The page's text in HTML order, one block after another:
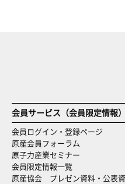
会員サービス（会員限定情報）
会員ログイン・登録ページ
原産会員フォーラム
原子力産業セミナー
会員限定情報一覧
原産協会 プレゼン資料・公表